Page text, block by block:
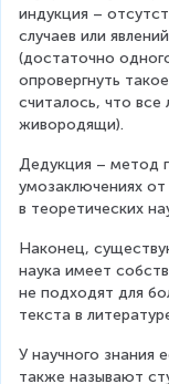
индукция –
случаев или
(достаточно
опровергнуть
считалось, что
живородящи).
Дедукция – метод
умозаключениях
в теоретических
Наконец,
наука имеет
не подходят для
текста в
У научного знания
также называют